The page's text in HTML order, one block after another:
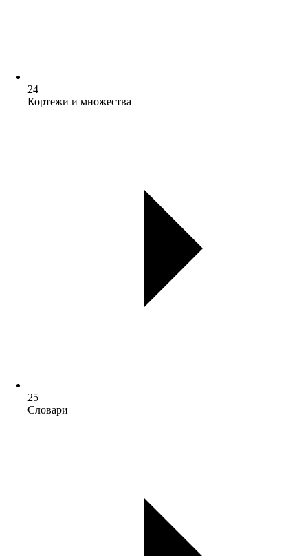
24
Кортежи и множества
25
Словари